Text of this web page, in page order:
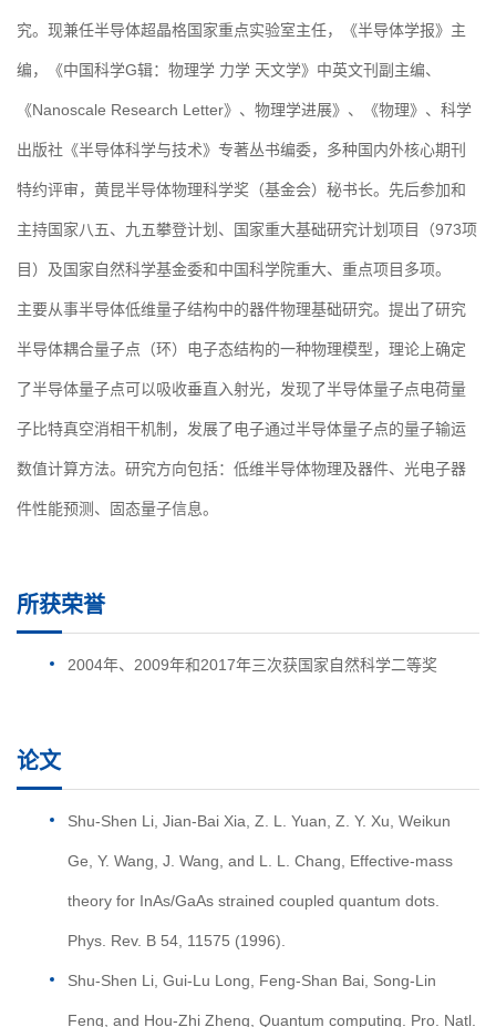
究。现兼任半导体超晶格国家重点实验室主任，《半导体学报》主
编，《中国科学G辑：物理学 力学 天文学》中英文刊副主编、
《Nanoscale Research Letter》、物理学进展》、《物理》、科学
出版社《半导体科学与技术》专著丛书编委，多种国内外核心期刊
特约评审，黄昆半导体物理科学奖（基金会）秘书长。先后参加和
主持国家八五、九五攀登计划、国家重大基础研究计划项目（973项
目）及国家自然科学基金委和中国科学院重大、重点项目多项。
主要从事半导体低维量子结构中的器件物理基础研究。提出了研究
半导体耦合量子点（环）电子态结构的一种物理模型，理论上确定
了半导体量子点可以吸收垂直入射光，发现了半导体量子点电荷量
子比特真空消相干机制，发展了电子通过半导体量子点的量子输运
数值计算方法。研究方向包括：低维半导体物理及器件、光电子器
件性能预测、固态量子信息。
所获荣誉
2004年、2009年和2017年三次获国家自然科学二等奖
论文
Shu-Shen Li, Jian-Bai Xia, Z. L. Yuan, Z. Y. Xu, Weikun
Ge, Y. Wang, J. Wang, and L. L. Chang, Effective-mass
theory for InAs/GaAs strained coupled quantum dots.
Phys. Rev. B 54, 11575 (1996).
Shu-Shen Li, Gui-Lu Long, Feng-Shan Bai, Song-Lin
Feng, and Hou-Zhi Zheng, Quantum computing. Pro. Natl.